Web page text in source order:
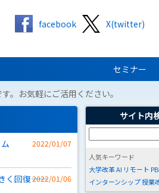
X(twitter)
facebook
セミナー
。お気軽にご活用ください。
サイト内
人気キーワード
大学改革AI リモート PBL
インターンシップ授業
2022/01/07
2022/01/06
回復――